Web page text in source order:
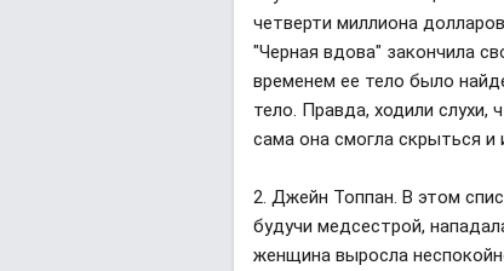
четверти миллиона
"Черная вдова" закончила
временем ее тело было
тело. Правда, ходили слухи,
сама она смогла скрыться и
2. Джейн Топпан. В этом
будучи медсестрой,
женщина выросла